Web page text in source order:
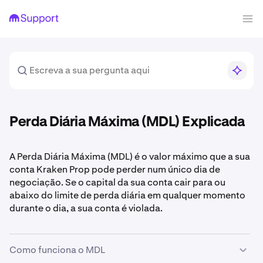
Perda Diária Máxima (MDL) Explicada
A Perda Diária Máxima (MDL) é o valor máximo que a sua
conta Kraken Prop pode perder num único dia de
negociação. Se o capital da sua conta cair para ou
abaixo do limite de perda diária em qualquer momento
durante o dia, a sua conta é violada.
Como funciona o MDL